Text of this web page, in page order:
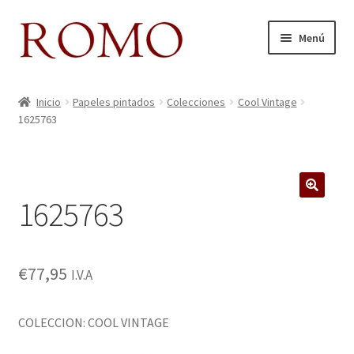
Ir
Ir
al
Menú
Aviso legal
Carrito
Donde Estamos
Inicio Papeles pintados Colecciones
Cool Vintage
1625763
1625763
€77,95 I.V.A
COLECCION: COOL VINTAGE